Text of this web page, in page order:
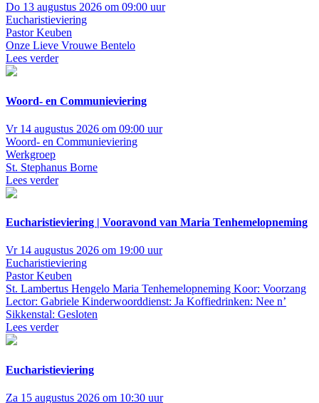
Do 13 augustus 2026 om 09:00 uur
Eucharistieviering
Pastor Keuben
Onze Lieve Vrouwe Bentelo
Lees verder
Woord- en Communieviering
Vr 14 augustus 2026 om 09:00 uur
Woord- en Communieviering
Werkgroep
St. Stephanus Borne
Lees verder
Eucharistieviering | Vooravond van Maria Tenhemelopneming
Vr 14 augustus 2026 om 19:00 uur
Eucharistieviering
Pastor Keuben
St. Lambertus Hengelo Maria Tenhemelopneming Koor: Voorzang
Lector: Gabriele Kinderwoorddienst: Ja Koffiedrinken: Nee n’
Sikkenstal: Gesloten
Lees verder
Eucharistieviering
Za 15 augustus 2026 om 10:30 uur